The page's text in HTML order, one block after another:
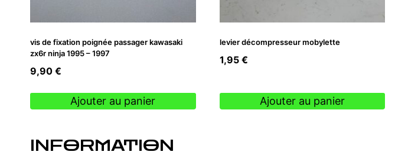
vis de fixation poignée passager kawasaki
zx6r ninja 1995 – 1997
9,90 €
Ajouter au panier
levier décompresseur mobylette
1,95 €
Ajouter au panier
INFORMATION